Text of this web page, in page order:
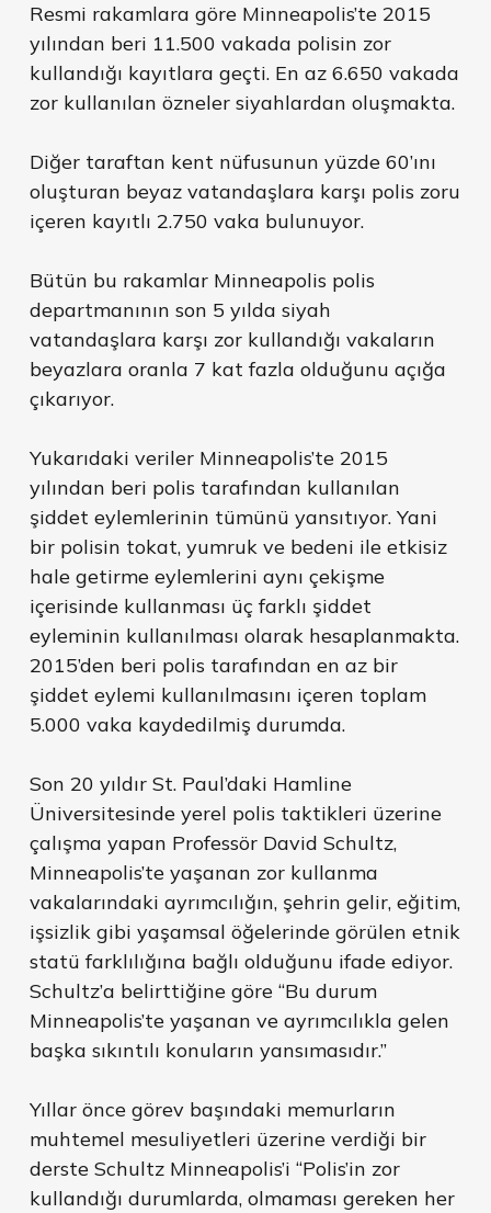
Resmi rakamlara göre Minneapolis’te 2015
yılından beri 11.500 vakada polisin zor
kullandığı kayıtlara geçti. En az 6.650 vakada
zor kullanılan özneler siyahlardan oluşmakta.
Diğer taraftan kent nüfusunun yüzde 60’ını
oluşturan beyaz vatandaşlara karşı polis zoru
içeren kayıtlı 2.750 vaka bulunuyor.
Bütün bu rakamlar Minneapolis polis
departmanının son 5 yılda siyah
vatandaşlara karşı zor kullandığı vakaların
beyazlara oranla 7 kat fazla olduğunu açığa
çıkarıyor.
Yukarıdaki veriler Minneapolis’te 2015
yılından beri polis tarafından kullanılan
şiddet eylemlerinin tümünü yansıtıyor. Yani
bir polisin tokat, yumruk ve bedeni ile etkisiz
hale getirme eylemlerini aynı çekişme
içerisinde kullanması üç farklı şiddet
eyleminin kullanılması olarak hesaplanmakta.
2015’den beri polis tarafından en az bir
şiddet eylemi kullanılmasını içeren toplam
5.000 vaka kaydedilmiş durumda.
Son 20 yıldır St. Paul’daki Hamline
Üniversitesinde yerel polis taktikleri üzerine
çalışma yapan Professör David Schultz,
Minneapolis’te yaşanan zor kullanma
vakalarındaki ayrımcılığın, şehrin gelir, eğitim,
işsizlik gibi yaşamsal öğelerinde görülen etnik
statü farklılığına bağlı olduğunu ifade ediyor.
Schultz’a belirttiğine göre “Bu durum
Minneapolis’te yaşanan ve ayrımcılıkla gelen
başka sıkıntılı konuların yansımasıdır.”
Yıllar önce görev başındaki memurların
muhtemel mesuliyetleri üzerine verdiği bir
derste Schultz Minneapolis’i “Polis’in zor
kullandığı durumlarda, olmaması gereken her